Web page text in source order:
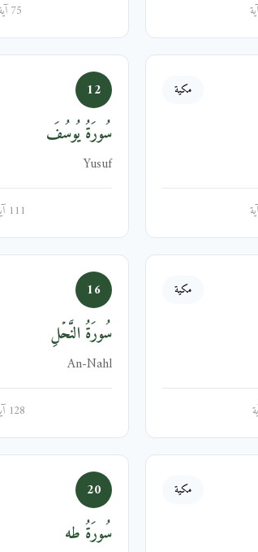
75 آية
مكية 12
سُورَةُ يُوسُفَ
Yusuf
111 آية
مكية 16
سُورَةُ النَّحۡلِ
An-Nahl
128 آية
مكية 20
سُورَةُ طه